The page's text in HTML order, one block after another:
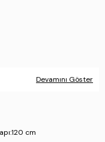
Devamını Göster
cm